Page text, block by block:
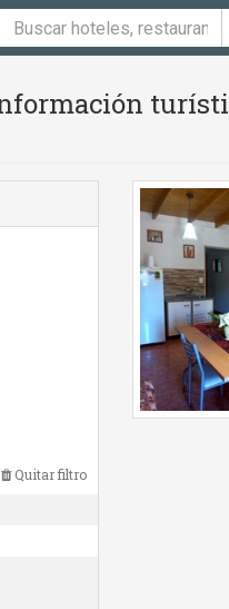
Quitar filtro